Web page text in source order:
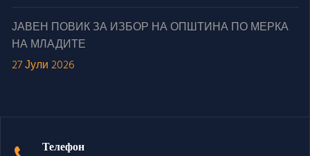
ЈАВЕН ПОВИК ЗА ИЗБОР НА ОПШТИНА ПО МЕРКА
НА МЛАДИТЕ
27 Јули 2026
Телефон